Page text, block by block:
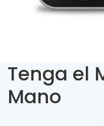
Tenga el
Mano